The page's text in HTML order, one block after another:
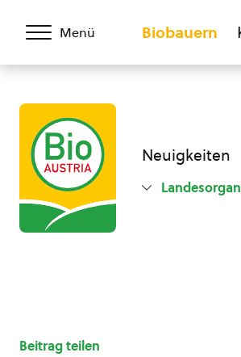
Menü Biobauern
Neuigkeiten
Beitrag teilen